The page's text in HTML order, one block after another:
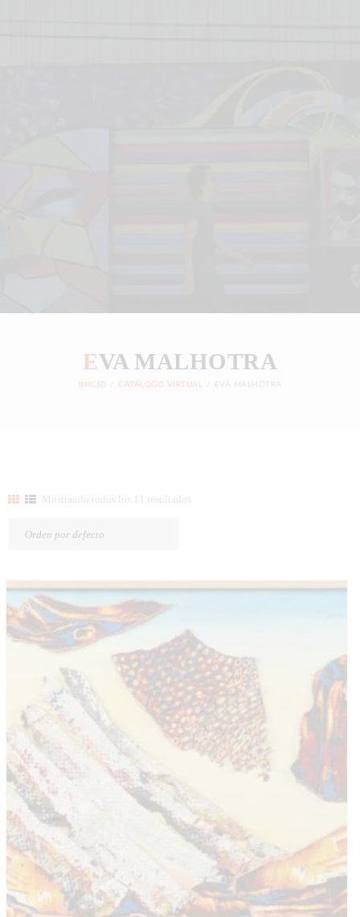
EVA MALHOTRA
INICIO CATÁLOGO VIRTUAL EVA MALHOTRA
Mostrando todos los 11 resultados